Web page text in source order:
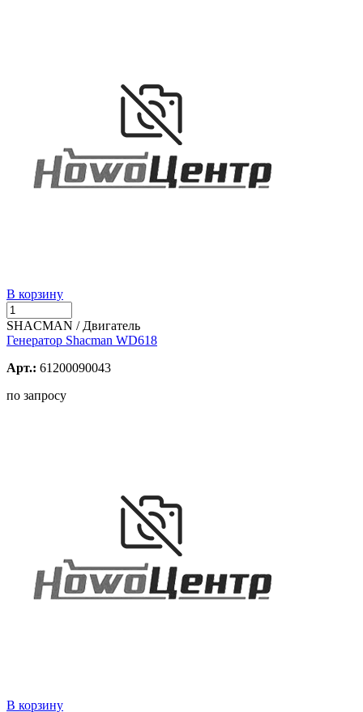
В корзину
SHACMAN / Двигатель
Генератор Shacman WD618
Арт.: 61200090043
по запросу
В корзину